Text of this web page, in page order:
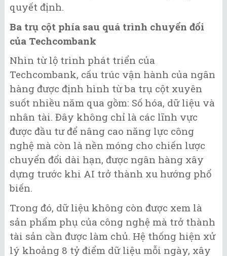
quyết định.
Ba trụ cột phía sau quá trình chuyển đổi
của Techcombank
Nhìn từ lộ trình phát triển của
Techcombank, cấu trúc vận hành của ngân
hàng được định hình từ ba trụ cột xuyên
suốt nhiều năm qua gồm: Số hóa, dữ liệu và
nhân tài. Đây không chỉ là các lĩnh vực
được đầu tư để nâng cao năng lực công
nghệ mà còn là nền móng cho chiến lược
chuyển đổi dài hạn, được ngân hàng xây
dựng trước khi AI trở thành xu hướng phổ
biến.
Trong đó, dữ liệu không còn được xem là
sản phẩm phụ của công nghệ mà trở thành
tài sản cần được làm chủ. Hệ thống hiện xử
lý khoảng 8 tỷ điểm dữ liệu mỗi ngày, xây